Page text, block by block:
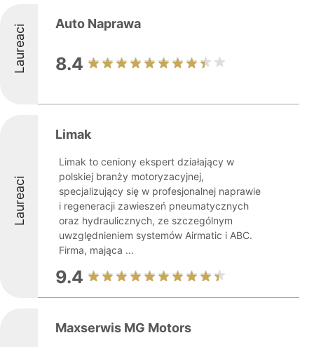
Laureaci Auto Naprawa
8.4
Laureaci
Limak
Limak to ceniony ekspert działający w
polskiej branży motoryzacyjnej,
specjalizujący się w profesjonalnej naprawie
i regeneracji zawieszeń pneumatycznych
oraz hydraulicznych, ze szczególnym
uwzględnieniem systemów Airmatic i ABC.
Firma, mająca ...
9.4
Maxserwis MG Motors